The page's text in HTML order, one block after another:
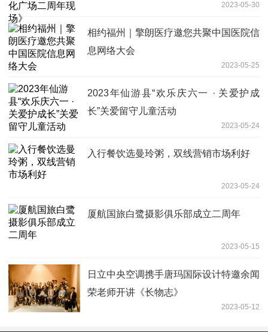
2023-05-30
相约福州｜擎朗医疗邀您共聚中国医院信
息网络大会
2023-05-25
2023年仙游县“欢乐庆六一 · 关爱护成
长”关爱留守儿童活动
2023-05-24
入行餐饮选曼玲粥，双线营销市场利好
2023-05-24
厦航国旅白鹭摄影俱乐部成立二周年
2023-05-15
日立中央空调携手唐玛国际设计特邀余闻
荣老师开讲《长物志》
2023-05-12